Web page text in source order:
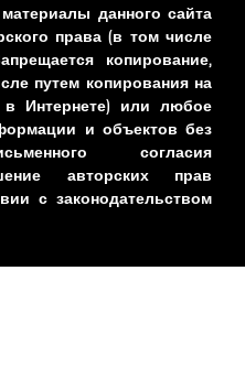
материалы данного сайта
права (в том числе
копирование,
путем копирования на
Интернете) или любое
и объектов без
согласия
авторских прав
с законодательством